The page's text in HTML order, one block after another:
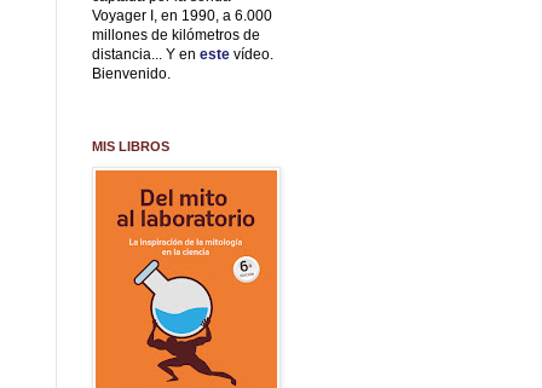
Voyager I, en 1990, a 6.000
millones de kilómetros de
distancia... Y en este vídeo.
Bienvenido.
MIS LIBROS